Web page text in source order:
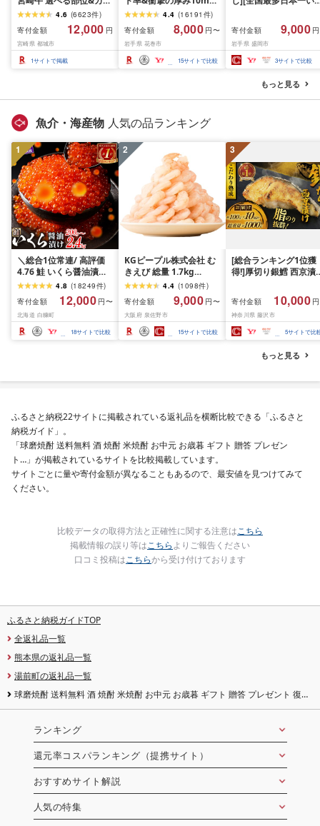
ト (赤身&霜降り)or(赤身
のみ) 500g 1kg 2kg[発
送時期が選べる] 牛肉 焼
肉 すき焼き しゃぶしゃ
ぶ ステーキ ギフト お中
4.6 (6623件)
寄付金額
12,000 円
宮崎県 都城市
1サイトで掲載
厚切り牛タン 塩味/ ≪ス
ピード発送!!10営業日以
内発送≫ 選べる内容量
500g / 1kg 定期便 毎月
届く 牛肉 肉 BBQ ふるさ
と 人気 ランキング 岩手
4.4 (16191 件)
寄付金額
8,000 円〜
岩手県 花巻市
15サイトで比較
1.5kg(150g×10個) い
て牛 × 岩中豚 ハンバー
グ 合挽き 合い挽き 黒
和牛 人気 冷凍 個包装
分け 冷凍 牛肉 豚肉 和
ビーフ ポーク はんば
ぐ 挽肉 お肉 ミンチ 肉
お弁当 hannba-gu ラ
寄付金額 9,000
岩手県 盛岡市
3サイトで比較
もっと見る
魚介・海産物 人気の品ランキング
1
＼総合1位常連/ 高評価
4.76 鮭 いくら醤油漬け
ふるさと納税 いくら
200g / 400g / 800g /
1.6kg / 2.4kg 200g パッ
ク[選べる容量] 醤油漬け
海鮮 イクラ 小分け ふる
さと ランキング 人気 ギ
4.8 (18249件)
寄付金額
12,000 円〜
北海道 白糠町
18サイトで比較
2
KGピープル株式会社 む
きえび 総量 1.7kg
(850g×2P) 特大 5Lサイ
ズ バナメイエビ バラ凍
結 下処理不要 サイズ不
揃い 訳あり
4.4 (1098件)
寄付金額
9,000 円〜
大阪府 泉佐野市
15サイトで比較
3
[総合ランキング1位獲
得!]厚切り銀鱈 西京漬
約 1,000g (約 100g ×
切) 西京味噌 西京みそ
噌漬け みそ 味噌 鮮魚
介 銀だら 銀ダラ ギン
ラ ぎんだら 鱈 タラ 魚
西京焼き 西京漬 西京
き 冷凍 厳選 鮮魚 漬け
礼品 おかず おつまみ
南 藤沢
寄付金額 10,000
神奈川県 藤沢市
5サイトで比
もっと見る
ふるさと納税22サイトに掲載されている返礼品を横断比較できる「ふるさと
納税ガイド」。
「球磨焼酎 送料無料 酒 焼酎 米焼酎 お中元 お歳暮 ギフト 贈答 プレゼン
ト…」が掲載されているサイトを比較掲載しています。
サイトごとに量や寄付金額が異なることもあるので、最安値を見つけてみて
ください。
比較データの取得方法と正確性に関する注意はこちら
掲載情報の誤り等はこちらよりご報告ください
口コミ投稿はこちらから受け付けております
ふるさと納税ガイドTOP
全返礼品一覧
熊本県の返礼品一覧
湯前町の返礼品一覧
球磨焼酎 送料無料 酒 焼酎 米焼酎 お中元 お歳暮 ギフト 贈答 プレゼント 復興
ランキング
還元率コスパランキング（提携サイト）
おすすめサイト解説
人気の特集